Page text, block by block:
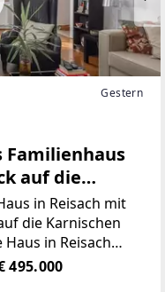
Gestern
Familienhaus
auf die
in Reisach mit
die Karnischen
in Reisach
und eine
einer
495.000